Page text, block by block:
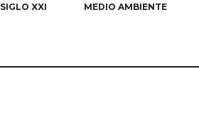
SIGLO XXI MEDIO AMBIENTE